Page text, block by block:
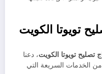
تويوتا الكويت
تويوتا الكويت، دعنا
الخدمات السريعة التي